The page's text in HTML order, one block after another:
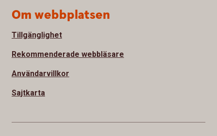
Om webbplatsen
Tillgänglighet
Rekommenderade webbläsare
Användarvillkor
Sajtkarta